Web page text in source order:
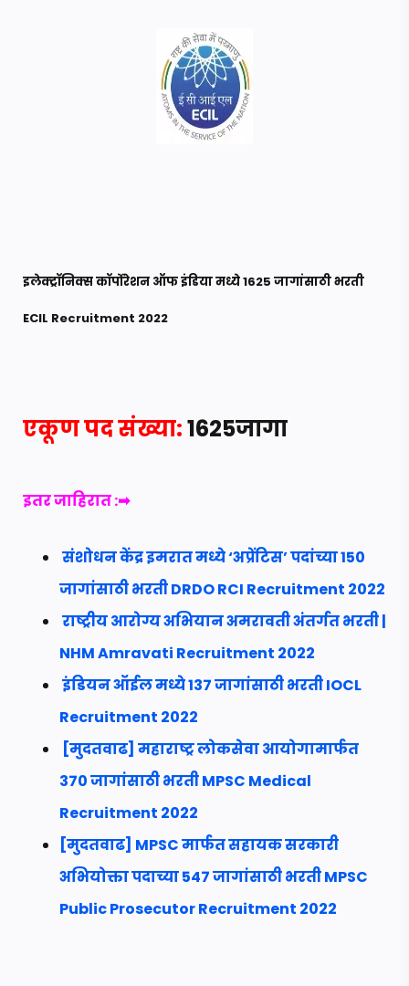
इलेक्ट्रॉनिक्स कॉर्पोरेशन ऑफ इंडिया मध्ये 1625 जागांसाठी भरती
ECIL Recruitment 2022
एकूण पद संख्या:1625जागा
इतरजाहिरात :➡
संशोधन केंद्र इमरात मध्ये ‘अप्रेंटिस’ पदांच्या 150
जागांसाठी भरती DRDO RCI Recruitment 2022
राष्ट्रीय आरोग्य अभियान अमरावती अंतर्गत भरती |
NHM Amravati Recruitment 2022
इंडियन ऑईल मध्ये 137 जागांसाठी भरती IOCL
Recruitment 2022
[मुदतवाढ] महाराष्ट्र लोकसेवा आयोगामार्फत
370 जागांसाठी भरती MPSC Medical
Recruitment 2022
[मुदतवाढ] MPSC मार्फत सहायक सरकारी
अभियोक्ता पदाच्या 547 जागांसाठी भरती MPSC
Public Prosecutor Recruitment 2022